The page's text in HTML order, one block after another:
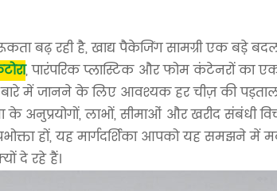
बढ़ रही है, खाद्य पैकेजिंग सामग्री एक बड़े
, पारंपरिक प्लास्टिक और फोम कंटेनरों का
में जानने के लिए आवश्यक हर चीज़ की
के अनुप्रयोगों, लाभों, सीमाओं और खरीद संबंधी
हों, यह मार्गदर्शिका आपको यह समझने
दे रहे हैं।